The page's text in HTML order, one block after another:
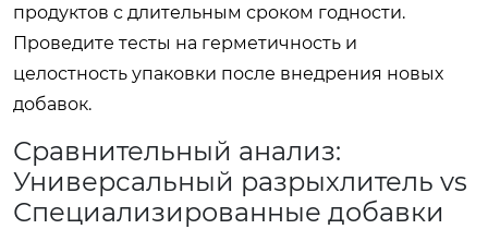
продуктов с длительным сроком годности.
Проведите тесты на герметичность и
целостность упаковки после внедрения новых
добавок.
Сравнительный анализ:
Универсальный разрыхлитель vs
Специализированные добавки